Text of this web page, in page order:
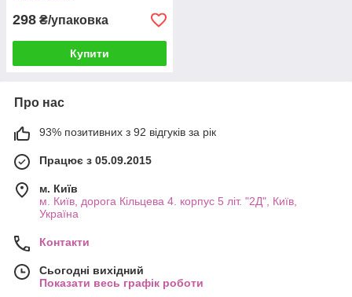
298 ₴/упаковка
Купити
Про нас
93% позитивних з 92 відгуків за рік
Працює з 05.09.2015
м. Київ
м. Київ, дорога Кільцева 4. корпус 5 літ. "2Д", Київ,
Україна
Контакти
Сьогодні вихідний
Показати весь графік роботи